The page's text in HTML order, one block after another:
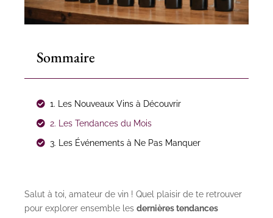
Sommaire
1. Les Nouveaux Vins à Découvrir
2. Les Tendances du Mois
3. Les Événements à Ne Pas Manquer
Salut à toi, amateur de vin ! Quel plaisir de te retrouver
pour explorer ensemble les dernières tendances